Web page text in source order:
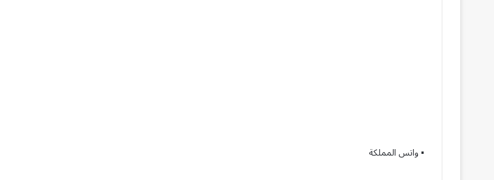
▪︎ واتس المملكة